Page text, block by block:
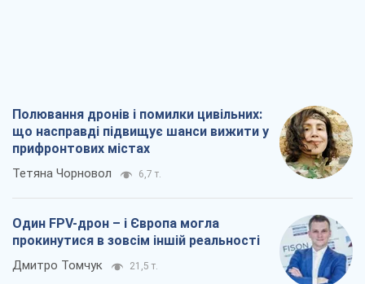
Полювання дронів і помилки цивільних:
що насправді підвищує шанси вижити у
прифронтових містах
Тетяна Чорновол 6,7 т.
Один FPV-дрон – і Європа могла
прокинутися в зовсім іншій реальності
Дмитро Томчук 21,5 т.